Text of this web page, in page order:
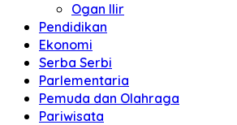
Ogan Ilir
Pendidikan
Ekonomi
Serba Serbi
Parlementaria
Pemuda dan Olahraga
Pariwisata